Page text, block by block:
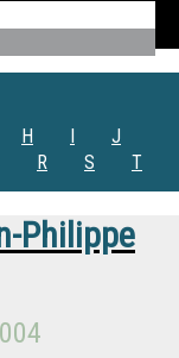
H I
J
R S
T
Philippe